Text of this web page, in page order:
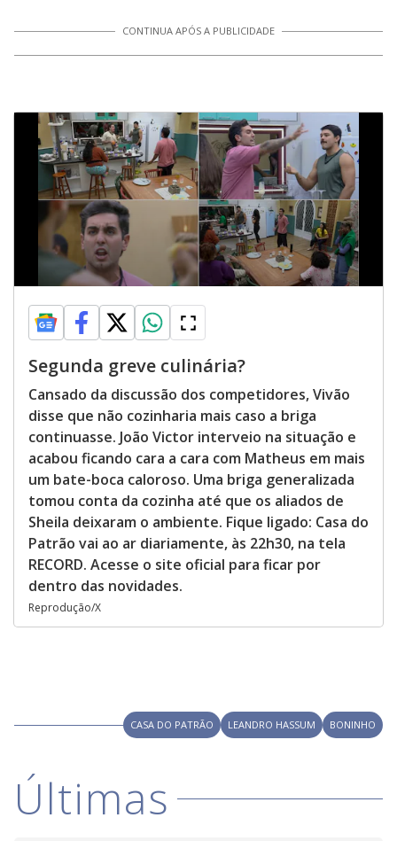
CONTINUA APÓS A PUBLICIDADE
Segunda greve culinária?
Cansado da discussão dos competidores, Vivão
disse que não cozinharia mais caso a briga
continuasse. João Victor interveio na situação e
acabou ficando cara a cara com Matheus em mais
um bate-boca caloroso. Uma briga generalizada
tomou conta da cozinha até que os aliados de
Sheila deixaram o ambiente. Fique ligado: Casa do
Patrão vai ao ar diariamente, às 22h30, na tela
RECORD. Acesse o site oficial para ficar por
dentro das novidades.
Reprodução/X
CASA DO PATRÃO LEANDRO HASSUM BONINHO
Últimas